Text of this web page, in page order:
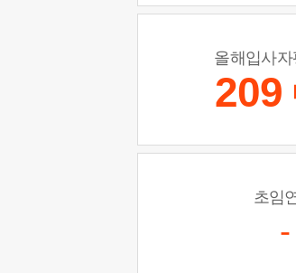
올해입사
209
초임
-